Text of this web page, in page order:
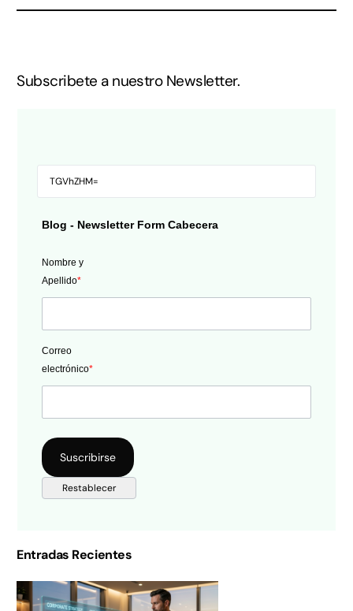
Subscribete a nuestro Newsletter.
Blog - Newsletter Form Cabecera
Nombre y
Apellido*
Correo
electrónico*
Entradas Recientes